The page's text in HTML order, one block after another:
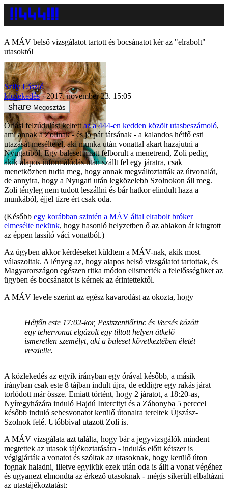
A MÁV belső vizsgálatot tartott és bocsánatot kér az "elrabolt"
utasoktól
Szily László
közlekedés
2017. november 23. 15:05
Megosztás
Óriási felzúdulást keltett az a 444-en kedden közölt utasbeszámoló,
ami annak a Zolinak - és jó pár társának - a kalandos hétfő esti
utazását mesélte el, aki munka után vonattal akart hazajutni a
Nyugatiból. Egy baleset miatt felborult a menetrend, Zoli pedig,
akik alapos informálódás után szállt fel egy járatra, csak
menetközben tudta meg, hogy annak megváltoztatták az útvonalát,
de annyira, hogy a Nyugati után legközelebb Szolnokon áll meg.
Zoli tényleg nem tudott leszállni és bár hatkor elindult haza a
munkából, éjjel tízre ért csak oda.
(Később egy korábban szintén a MÁV által elrabolt bróker
elmesélte nekünk, hogy hasonló helyzetben ő az ablakon át kiugrott
az éppen lassító váci vonatból.)
Az ügyben akkor kérdéseket küldtem a MÁV-nak, akik most
válaszoltak. A lényeg az, hogy alapos belső vizsgálatot tartottak, és
Magyarországon egészen ritka módon elismerték a felelősségüket az
ügyben és bocsánatot is kérnek az érintettektől.
A MÁV levele szerint az egész kavarodást az okozta, hogy
Hétfőn este 17:02-kor, Pestszentlőrinc és Vecsés között
egy tehervonat elgázolt egy tiltott helyen átkelő
ismeretlen személyt, aki a baleset következtében életét
vesztette.
A közlekedés az egyik irányban egy órával később, a másik
irányban csak este 8 tájban indult újra, de eddigre egy rakás járat
torlódott már össze. Emiatt történt, hogy 2 járatot, a 18:20-as,
Nyíregyházára induló Hajdú Intercityt és a Záhonyba 5 perccel
később induló sebesvonatot kerülő útonalra tereltek Újszász-
Szolnok felé. Utóbbival utazott Zoli is.
A MÁV vizsgálata azt találta, hogy bár a jegyvizsgálók mindent
megtettek az utasok tájékoztatására - indulás előtt kétszer is
végigjárták a vonatot és szóltak az utasoknak, hogy kerülő úton
fognak haladni, illetve egyikük ezek után oda is állt a vonat végéhez
és ugyanezt elmondta az érkező utasoknak - mégis sikerült elbaltázni
az utastájékoztatást: